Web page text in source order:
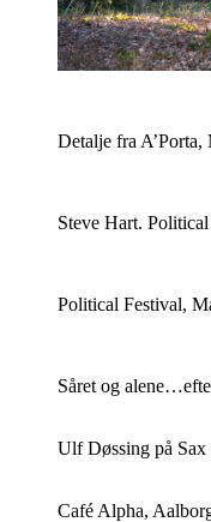
Detalje fra A’Porta,
Steve Hart.
Political Festival,
Såret og
Ulf Døssing på Sax
Café Alpha,